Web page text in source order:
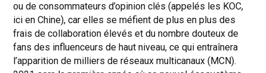
ou de consommateurs d’opinion clés (appelés les KOC,
ici en Chine), car elles se méfient de plus en plus des
frais de collaboration élevés et du nombre douteux de
fans des influenceurs de haut niveau, ce qui entraînera
l’apparition de milliers de réseaux multicanaux (MCN).